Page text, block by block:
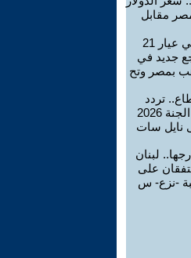
مقابل
مفاجأة في عيار 21
جديد في
بمصر وتح
تردد
قناة طيور الجنة 2026
نايل سات
لبنان
على
-نزع- س